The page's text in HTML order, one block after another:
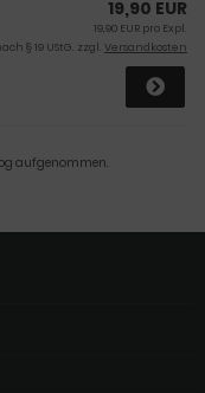
19,90 EUR
19,90 EUR pro Expl.
§ 19 UStG. zzgl. Versandkosten
aufgenommen.